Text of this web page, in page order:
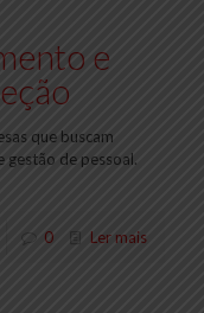
e
que buscam
gestão de pessoal.
0 Ler mais